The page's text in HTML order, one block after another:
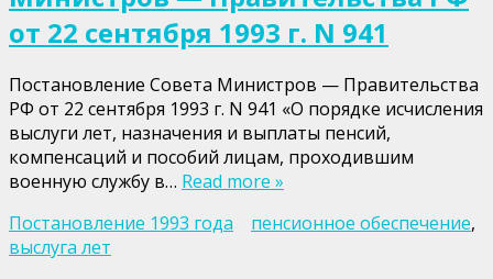
от 22 сентября 1993 г. N 941
Постановление Совета Министров — Правительства
РФ от 22 сентября 1993 г. N 941 «О порядке исчисления
выслуги лет, назначения и выплаты пенсий,
компенсаций и пособий лицам, проходившим
военную службу в… Read more »
Постановление 1993 года
пенсионное обеспечение,
выслуга лет